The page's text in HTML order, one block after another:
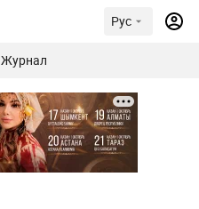
Рус
Журнал